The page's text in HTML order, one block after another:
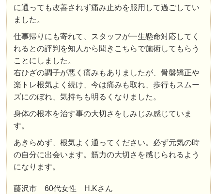
に通っても改善されず痛み止めを服用して過ごしてい
ました。
仕事帰りにも寄れて、スタッフが一生懸命対応してく
れるとの評判を知人から聞きこちらで施術してもらう
ことにしました。
右ひざの調子が悪く痛みもありましたが、骨盤矯正や
楽トレ根気よく続け、今は痛みも取れ、歩行もスムー
ズにのぼれ、気持ちも明るくなりました。
身体の根本を治す事の大切さをしみじみ感じていま
す。
あきらめず、根気よく通ってください。必ず元気の時
の自分に出会います。筋力の大切さを感じられるよう
になります。
藤沢市 60代女性 H.Kさん